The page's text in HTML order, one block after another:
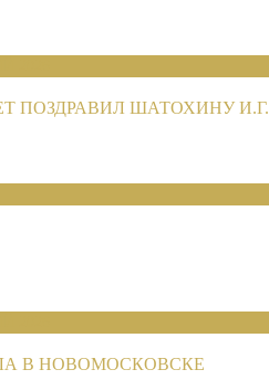
ПОЗДРАВИЛ ШАТОХИНУ И.Г.
В НОВОМОСКОВСКЕ